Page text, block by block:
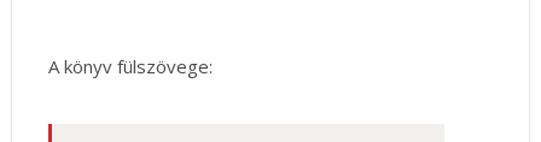
A könyv fülszövege: